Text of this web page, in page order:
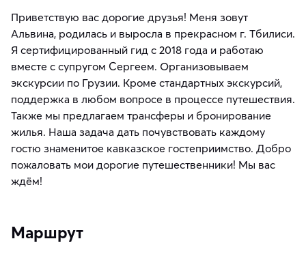
Приветствую вас дорогие друзья! Меня зовут
Альвина, родилась и выросла в прекрасном г. Тбилиси.
Я сертифицированный гид с 2018 года и работаю
вместе с супругом Сергеем. Организовываем
экскурсии по Грузии. Кроме стандартных экскурсий,
поддержка в любом вопросе в процессе путешествия.
Также мы предлагаем трансферы и бронирование
жилья. Наша задача дать почувствовать каждому
гостю знаменитое кавказское гостеприимство. Добро
пожаловать мои дорогие путешественники! Мы вас
ждём!
Маршрут